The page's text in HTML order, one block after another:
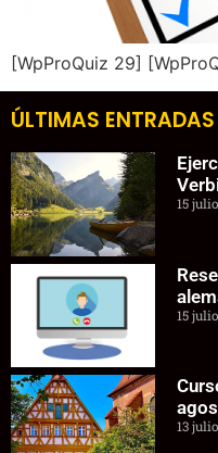
[WpProQuiz 29]
ÚLTIMAS ENTRADAS
15
15
13